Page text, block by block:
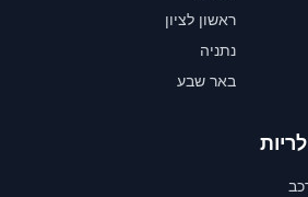
ראשון לציון
נתניה
באר שבע